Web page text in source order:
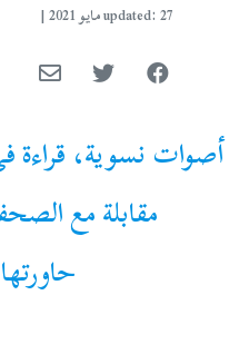
updated: 27 مايو 2021 |
أصوات نسوية، قراءة
مقابلة مع